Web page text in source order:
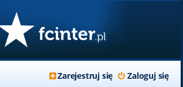
Zaloguj się
Zarejestruj się